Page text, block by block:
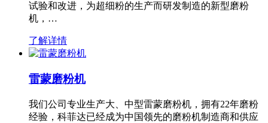
试验和改进，为超细粉的生产而研发制造的新型磨粉
机，…
了解详情
雷蒙磨粉机
我们公司专业生产大、中型雷蒙磨粉机，拥有22年磨粉
经验，科菲达已经成为中国领先的磨粉机制造商和供应